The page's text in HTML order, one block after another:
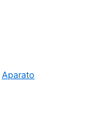
Aparato